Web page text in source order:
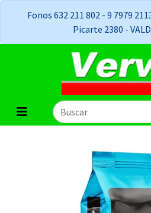
Fonos 632 211 802 - 9 7979
Picarte 2380 -